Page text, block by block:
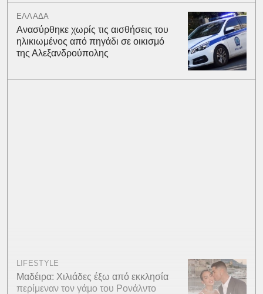
ΕΛΛΑΔΑ
Ανασύρθηκε χωρίς τις αισθήσεις του
ηλικιωμένος από πηγάδι σε οικισμό
της Αλεξανδρούπολης
LIFESTYLE
Μαδέιρα: Χιλιάδες έξω από εκκλησία
περίμεναν τον γάμο του Ρονάλντο